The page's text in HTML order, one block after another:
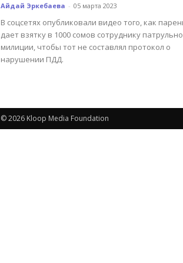
Айдай Эркебаева - 05 марта 2023
В соцсетях опубликовали видео того, как
дает взятку в 1000 сомов сотруднику
милиции, чтобы тот не составлял протокол о
нарушении ПДД.
© 2026 Kloop Media Foundation